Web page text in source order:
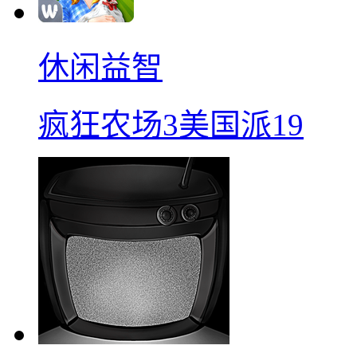
休闲益智
疯狂农场3美国派19